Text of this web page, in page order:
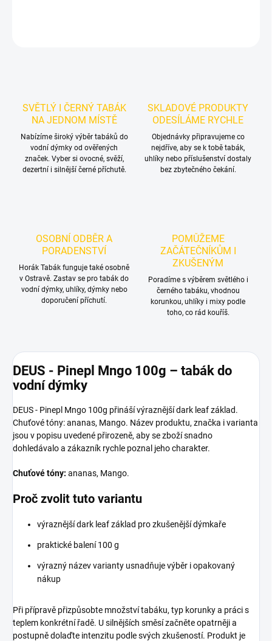
SVĚTLÝ I ČERNÝ TABÁK
NA JEDNOM MÍSTĚ
Nabízíme široký výběr tabáků do
vodní dýmky od ověřených
značek. Vyber si ovocné, svěží,
dezertní i silnější černé příchutě.
SKLADOVÉ PRODUKTY
ODESÍLÁME RYCHLE
Objednávky připravujeme co
nejdříve, aby se k tobě tabák,
uhlíky nebo příslušenství dostaly
bez zbytečného čekání.
OSOBNÍ ODBĚR A
PORADENSTVÍ
Horák Tabák funguje také osobně
v Ostravě. Zastav se pro tabák do
vodní dýmky, uhlíky, dýmky nebo
doporučení příchutí.
POMŮŽEME
ZAČÁTEČNÍKŮM I
ZKUŠENÝM
Poradíme s výběrem světlého i
černého tabáku, vhodnou
korunkou, uhlíky i mixy podle
toho, co rád kouříš.
DEUS - Pinepl Mngo 100g – tabák do
vodní dýmky
DEUS - Pinepl Mngo 100g přináší výraznější dark leaf základ.
Chuťové tóny: ananas, Mango. Název produktu, značka i varianta
jsou v popisu uvedené přirozeně, aby se zboží snadno
dohledávalo a zákazník rychle poznal jeho charakter.
Chuťové tóny: ananas, Mango.
Proč zvolit tuto variantu
výraznější dark leaf základ pro zkušenější dýmkaře
praktické balení 100 g
výrazný název varianty usnadňuje výběr i opakovaný
nákup
Při přípravě přizpůsobte množství tabáku, typ korunky a práci s
teplem konkrétní řadě. U silnějších směsí začněte opatrněji a
postupně dolaďte intenzitu podle svých zkušeností. Produkt je